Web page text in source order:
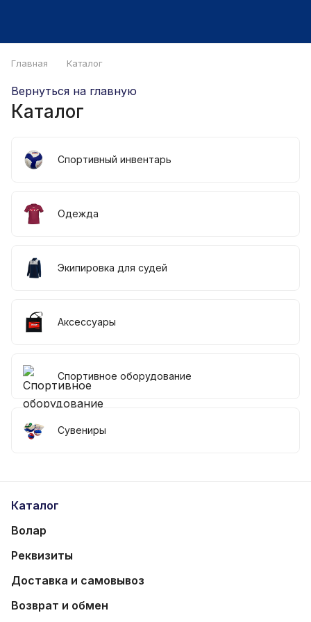
Главная Каталог
Вернуться на главную
Каталог
Спортивный инвентарь
Одежда
Экипировка для судей
Аксессуары
Спортивное оборудование
Сувениры
Каталог
Волар
Реквизиты
Доставка и самовывоз
Возврат и обмен